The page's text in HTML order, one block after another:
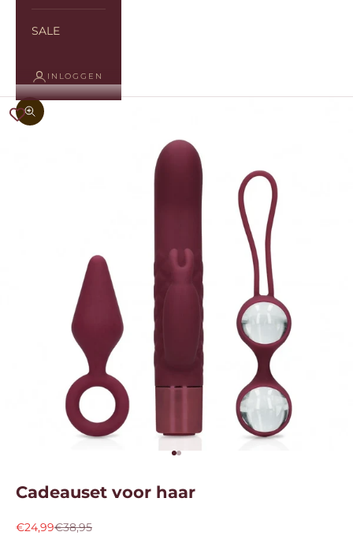
SALE
INLOGGEN
In-/uitzoomen
Naar artikel 1
Naar artikel 2
Cadeauset voor haar
Aanbiedingsprijs
€24,99Normale prijs
€38,95